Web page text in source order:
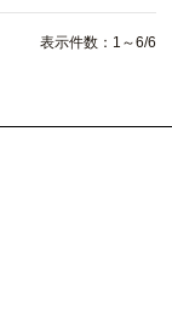
表示件数：1～6/6